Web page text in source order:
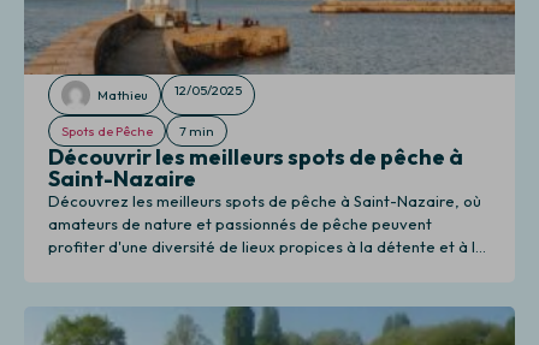
Mathieu 12/05/2025
Spots de Pêche 7 min
Découvrir les meilleurs spots de pêche à
Saint-Nazaire
Découvrez les meilleurs spots de pêche à Saint-Nazaire, où
amateurs de nature et passionnés de pêche peuvent
profiter d'une diversité de lieux propices à la détente et à la